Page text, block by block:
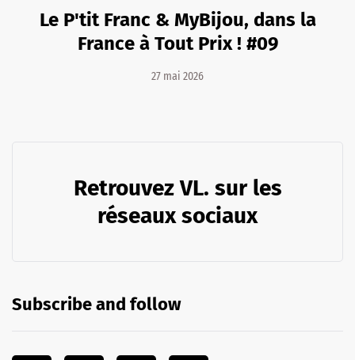
Le P'tit Franc & MyBijou, dans la
France à Tout Prix ! #09
27 mai 2026
Retrouvez VL. sur les
réseaux sociaux
Subscribe and follow